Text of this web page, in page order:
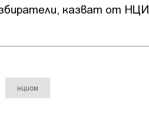
казват от
нциом